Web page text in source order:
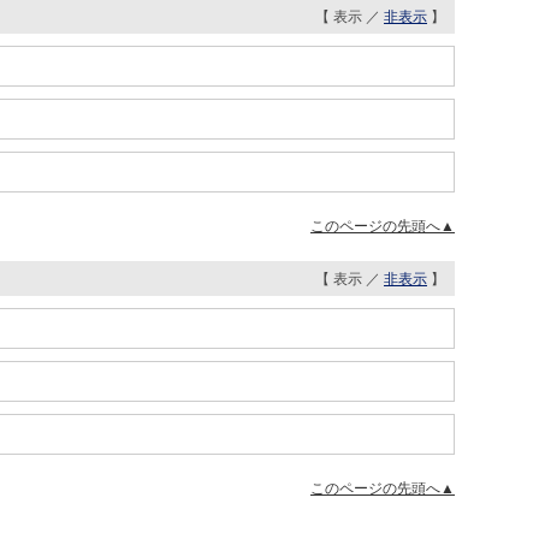
【 表示 ／ 非表示 】
このページの先頭へ▲
【 表示 ／ 非表示 】
このページの先頭へ▲